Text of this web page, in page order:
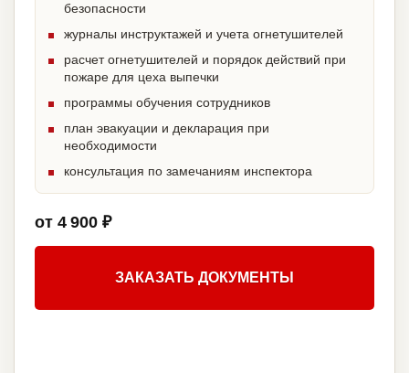
безопасности
журналы инструктажей и учета огнетушителей
расчет огнетушителей и порядок действий при
пожаре для цеха выпечки
программы обучения сотрудников
план эвакуации и декларация при
необходимости
консультация по замечаниям инспектора
от 4 900 ₽
ЗАКАЗАТЬ ДОКУМЕНТЫ